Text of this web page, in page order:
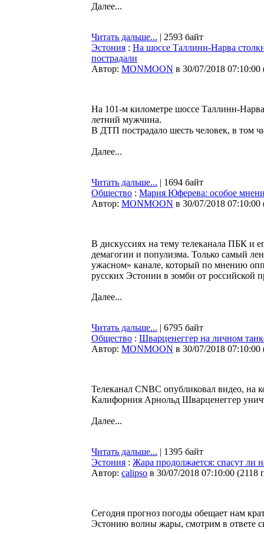
Далее...
Читать дальше... | 2593 байт
Эстония : На шоссе Таллинн-Нарва
пострадали
Автор: MONMOON в 30/07/2018 07:10:00
На 101-м километре шоссе Таллинн-
летний мужчина.
В ДТП пострадало шесть человек, в том
Далее...
Читать дальше... | 1694 байт
Общество : Мария Юферева: особое
Автор: MONMOON в 30/07/2018 07:10:00
В дискуссиях на тему телеканала ПБК и
демагогии и популизма. Только самый
ужасном» канале, который по мнению
русских Эстонии в зомби от российской
Далее...
Читать дальше... | 6795 байт
Общество : Шварценеггер на личном
Автор: MONMOON в 30/07/2018 07:10:00
Телеканал CNBC опубликовал видео, на
Калифорния Арнольд Шварценеггер
Далее...
Читать дальше... | 1395 байт
Эстония : Жара продолжается: спасут ли
Автор: calipso в 30/07/2018 07:10:00 (2118
Сегодня прогноз погоды обещает нам
Эстонию волны жары, смотрим в ответе